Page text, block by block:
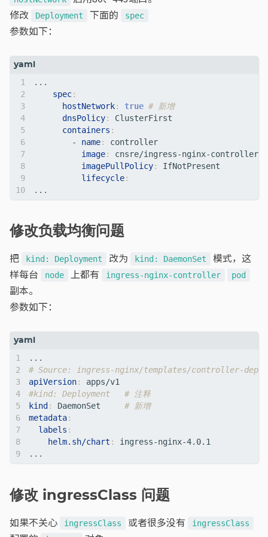
修改
Deployment 下面的 spec
参数如下：
4
6
7
8
9
10
...
spec:
hostNetwork: true # 新增
dnsPolicy:
ClusterFirst
containers :
- name:
controller
image:
cnsre/ingress-nginx-
imagePullPolicy:
IfNotPresent
lifecycle:
...
修改负载均衡问题
把
kind: Deployment 改为 kind: DaemonSet
模式，这
样每台
node 上都有 ingress-nginx-controller pod
副本。
参数如下：
1
4
6
7
8
9
...
# Source: ingress-nginx/templates/controller-
apiVersion:
apps/v1
#kind: Deployment   # 注释
kind : DaemonSet
# 新增
metadata:
labels :
helm.sh/chart :
ingress-nginx-4.0.1
...
修改 ingressClass 问题
如果不关心
ingressClass 或者很多没有 ingressClass